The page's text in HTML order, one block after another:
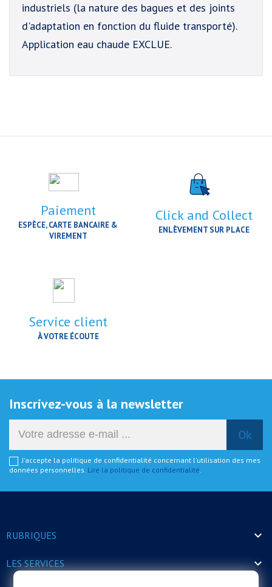
industriels (la nature des bagues et des joints
d'adaptation en fonction du fluide transporté).
Application eau chaude EXCLUE.
Paiement
ESPÈCE, CARTE BANCAIRE &
VIREMENT
Click and Collect
ENLÈVEMENT SUR PLACE
Service client
À VOTRE ÉCOUTE
Inscrivez-vous à la newsletter
J'accepte la politique de confidentialité concernant l'utilisation des mes
données personnelles. Lire la politique de confidentialité
RUBRIQUES 
LES SERVICES 